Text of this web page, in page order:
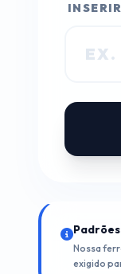
Nossa
exigido